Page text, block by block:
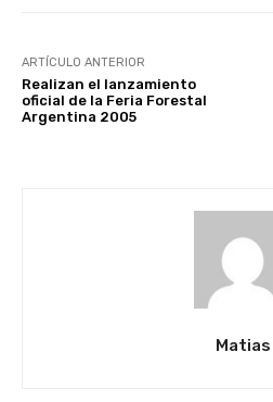
ARTÍCULO ANTERIOR
Realizan el lanzamiento
oficial de la Feria Forestal
Argentina 2005
Matias